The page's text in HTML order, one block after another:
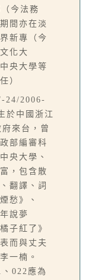
今法務
間亦在淡
新專（今
化大
央大學等
）
24/2006-
於中國浙江
來台，曾
部編審科
央大學、
，包含散
翻譯、詞
愁》、
說夢
子紅了》
而與丈夫
一楠。
022應為